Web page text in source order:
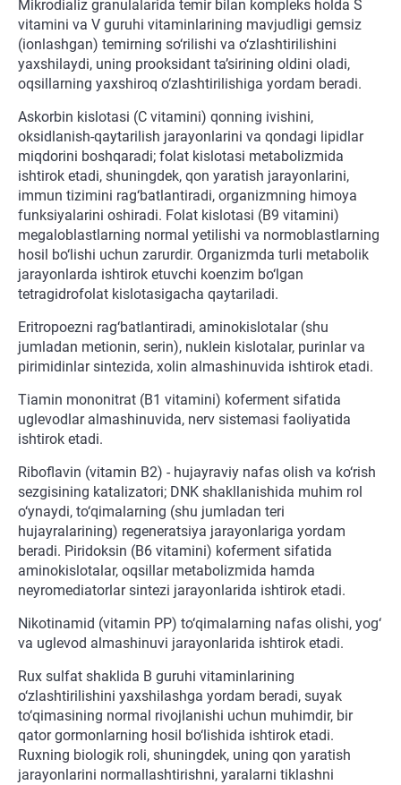
Mikrodializ granulalarida temir bilan kompleks holda S
vitamini va V guruhi vitaminlarining mavjudligi gemsiz
(ionlashgan) temirning so‘rilishi va o‘zlashtirilishini
yaxshilaydi, uning prooksidant ta’sirining oldini oladi,
oqsillarning yaxshiroq o‘zlashtirilishiga yordam beradi.
Askorbin kislotasi (C vitamini) qonning ivishini,
oksidlanish-qaytarilish jarayonlarini va qondagi lipidlar
miqdorini boshqaradi; folat kislotasi metabolizmida
ishtirok etadi, shuningdek, qon yaratish jarayonlarini,
immun tizimini rag‘batlantiradi, organizmning himoya
funksiyalarini oshiradi. Folat kislotasi (B9 vitamini)
megaloblastlarning normal yetilishi va normoblastlarning
hosil bo‘lishi uchun zarurdir. Organizmda turli metabolik
jarayonlarda ishtirok etuvchi koenzim bo‘lgan
tetragidrofolat kislotasigacha qaytariladi.
Eritropoezni rag‘batlantiradi, aminokislotalar (shu
jumladan metionin, serin), nuklein kislotalar, purinlar va
pirimidinlar sintezida, xolin almashinuvida ishtirok etadi.
Tiamin mononitrat (B1 vitamini) koferment sifatida
uglevodlar almashinuvida, nerv sistemasi faoliyatida
ishtirok etadi.
Riboflavin (vitamin B2) - hujayraviy nafas olish va ko‘rish
sezgisining katalizatori; DNK shakllanishida muhim rol
o‘ynaydi, to‘qimalarning (shu jumladan teri
hujayralarining) regeneratsiya jarayonlariga yordam
beradi. Piridoksin (B6 vitamini) koferment sifatida
aminokislotalar, oqsillar metabolizmida hamda
neyromediatorlar sintezi jarayonlarida ishtirok etadi.
Nikotinamid (vitamin PP) to‘qimalarning nafas olishi, yog‘
va uglevod almashinuvi jarayonlarida ishtirok etadi.
Rux sulfat shaklida B guruhi vitaminlarining
o‘zlashtirilishini yaxshilashga yordam beradi, suyak
to‘qimasining normal rivojlanishi uchun muhimdir, bir
qator gormonlarning hosil bo‘lishida ishtirok etadi.
Ruxning biologik roli, shuningdek, uning qon yaratish
jarayonlarini normallashtirishni, yaralarni tiklashni